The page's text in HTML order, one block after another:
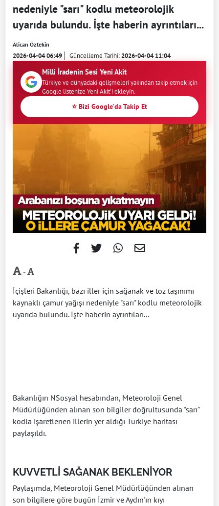
nedeniyle "sarı" kodlu meteorolojik
uyarıda bulundu. İşte haberin ayrıntıları...
Alican Öztekin
2026-04-04 06:49 Güncelleme Tarihi:2026-04-04 11:04
Milli İradenin Sesi Yeni Akit
Türkiye ve dünyadaki gelişmeleri yakından takip etmek için
Google listenize Yeni Akit'i ekleyin.
⭐ Bizi Google'da Takip Et
-
İçişleri Bakanlığı, bazı iller için sağanak ve toz taşınımı
kaynaklı çamur yağışı nedeniyle "sarı" kodlu meteorolojik
uyarıda bulundu. İşte haberin ayrıntıları...
Bakanlığın NSosyal hesabından, Meteoroloji Genel
Müdürlüğünden alınan son bilgiler doğrultusunda "sarı"
kodla işaretlenen illerin yer aldığı Türkiye haritası
paylaşıldı.
KUVVETLİ SAĞANAK BEKLENİYOR
Paylaşımda, Meteoroloji Genel Müdürlüğünden alınan
son bilgilere göre bugün İzmir ve Aydın'ın kıyı